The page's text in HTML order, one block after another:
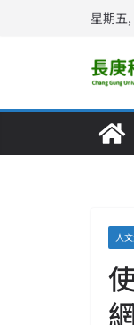
星期五
人